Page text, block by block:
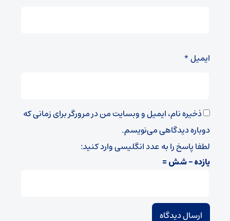
ایمیل*
ذخیره نام، ایمیل و وبسایت من در مرورگر برای زمانی که
دوباره دیدگاهی می‌نویسم.
لطفا پاسخ را به عدد انگلیسی وارد کنید:
یازده − شش =